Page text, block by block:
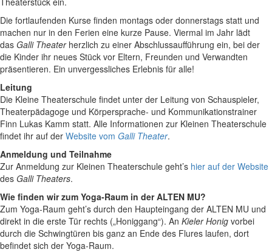
Die fortlaufenden Kurse finden montags oder donnerstags statt und
machen nur in den Ferien eine kurze Pause. Viermal im Jahr lädt
das Galli Theaterherzlich zu einer Abschlussaufführung ein, bei der
die Kinder ihr neues Stück vor Eltern, Freunden und Verwandten
präsentieren. Ein unvergessliches Erlebnis für alle!
Leitung
Die Kleine Theaterschule findet unter der Leitung von Schauspieler,
Theaterpädagoge und Körpersprache- und Kommunikationstrainer
Finn Lukas Kamm statt. Alle Informationen zur Kleinen Theaterschule
findet ihr auf der Website vom Galli Theater.
Anmeldung und Teilnahme
Zur Anmeldung zur Kleinen Theaterschule geht’s hier auf der Website
des Galli Theaters.
Wie finden wir zum Yoga-Raum in der ALTEN MU?
Zum Yoga-Raum geht’s durch den Haupteingang der ALTEN MU und
direkt in die erste Tür rechts („Honiggang“). An Kieler Honig vorbei
durch die Schwingtüren bis ganz an Ende des Flures laufen, dort
befindet sich der Yoga-Raum.